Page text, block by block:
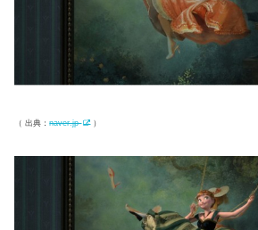
（ 出典：naver.jp ）